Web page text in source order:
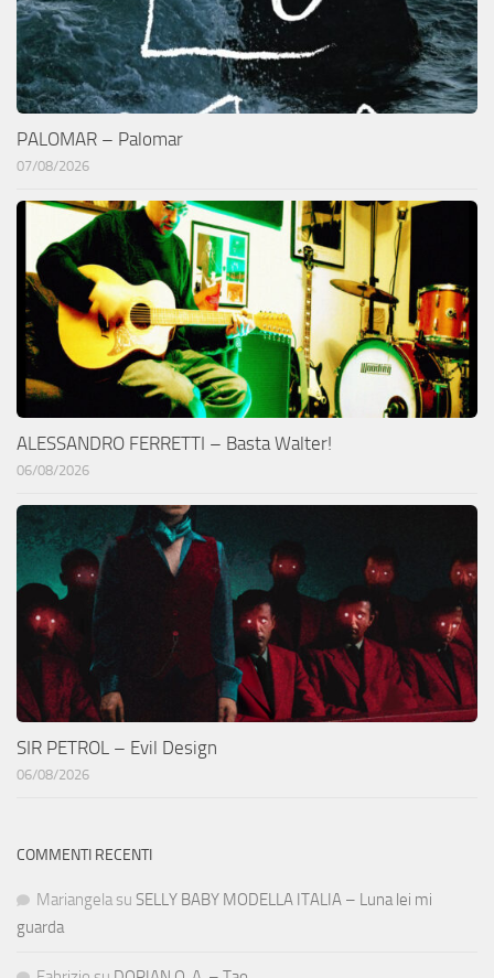
PALOMAR – Palomar
07/08/2026
ALESSANDRO FERRETTI – Basta Walter!
06/08/2026
SIR PETROL – Evil Design
06/08/2026
COMMENTI RECENTI
Mariangela su SELLY BABY MODELLA ITALIA – Luna lei mi
guarda